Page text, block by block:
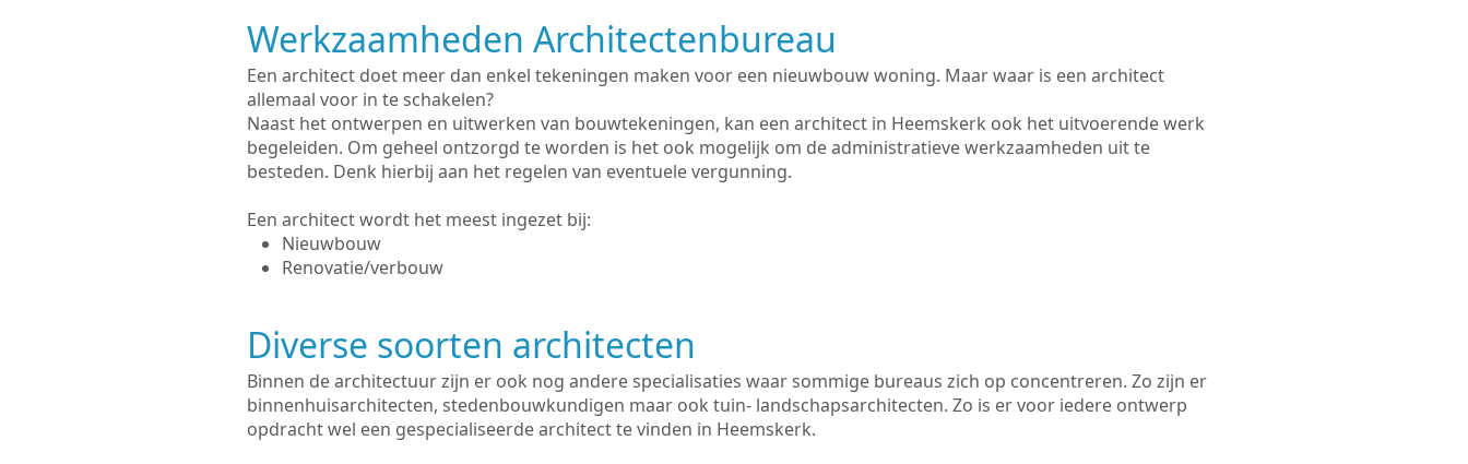
Werkzaamheden Architectenbureau
Een architect doet meer dan enkel tekeningen maken voor een nieuwbouw woning. Maar waar is een architect
allemaal voor in te schakelen?
Naast het ontwerpen en uitwerken van bouwtekeningen, kan een architect in Heemskerk ook het uitvoerende werk
begeleiden. Om geheel ontzorgd te worden is het ook mogelijk om de administratieve werkzaamheden uit te
besteden. Denk hierbij aan het regelen van eventuele vergunning.
Een architect wordt het meest ingezet bij:
Nieuwbouw
Renovatie/verbouw
Diverse soorten architecten
Binnen de architectuur zijn er ook nog andere specialisaties waar sommige bureaus zich op concentreren. Zo zijn er
binnenhuisarchitecten, stedenbouwkundigen maar ook tuin- landschapsarchitecten. Zo is er voor iedere ontwerp
opdracht wel een gespecialiseerde architect te vinden in Heemskerk.